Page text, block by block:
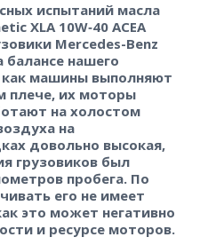
испытаний масла
XLA 10W‑40 ACEA
Mercedes-Benz
балансе нашего
как машины выполняют
плече, их моторы
на холостом
на
довольно высокая,
грузовиков был
пробега. По
его не имеет
это может негативно
и ресурсе моторов.